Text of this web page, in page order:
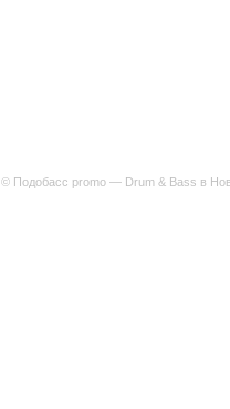
© Подобасс promo — Drum & Bass в